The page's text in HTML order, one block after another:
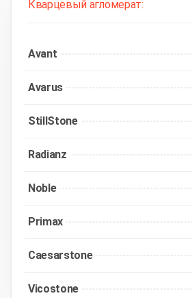
Кварцевый агломерат:
Avant
Avarus
StillStone
Radianz
Noble
Primax
Caesarstone
Vicostone